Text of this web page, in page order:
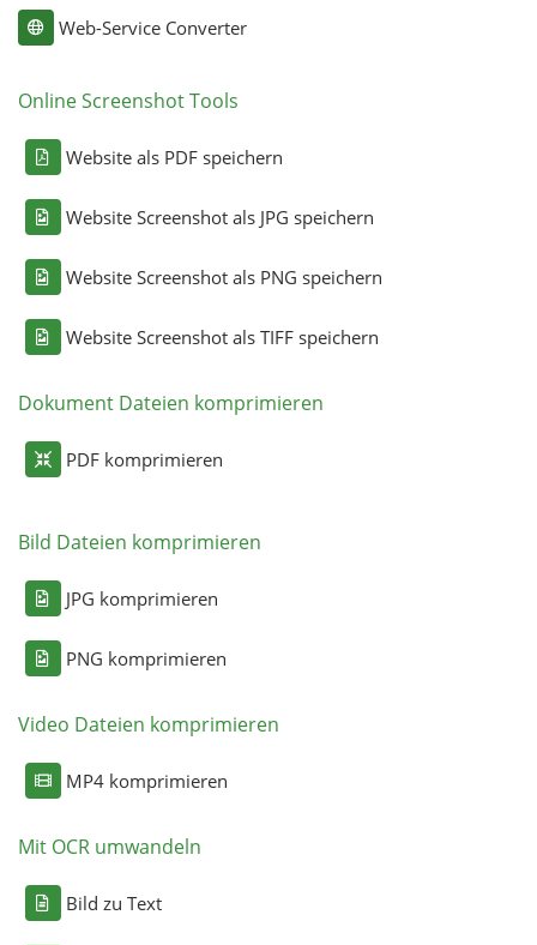
Web-Service Converter
Online Screenshot Tools
Website als PDF speichern
Website Screenshot als JPG speichern
Website Screenshot als PNG speichern
Website Screenshot als TIFF speichern
Dokument Dateien komprimieren
PDF komprimieren
Bild Dateien komprimieren
JPG komprimieren
PNG komprimieren
Video Dateien komprimieren
MP4 komprimieren
Mit OCR umwandeln
Bild zu Text